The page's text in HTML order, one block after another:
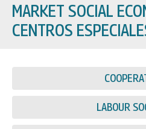
MARKET SOCIAL
CENTROS
LABOUR